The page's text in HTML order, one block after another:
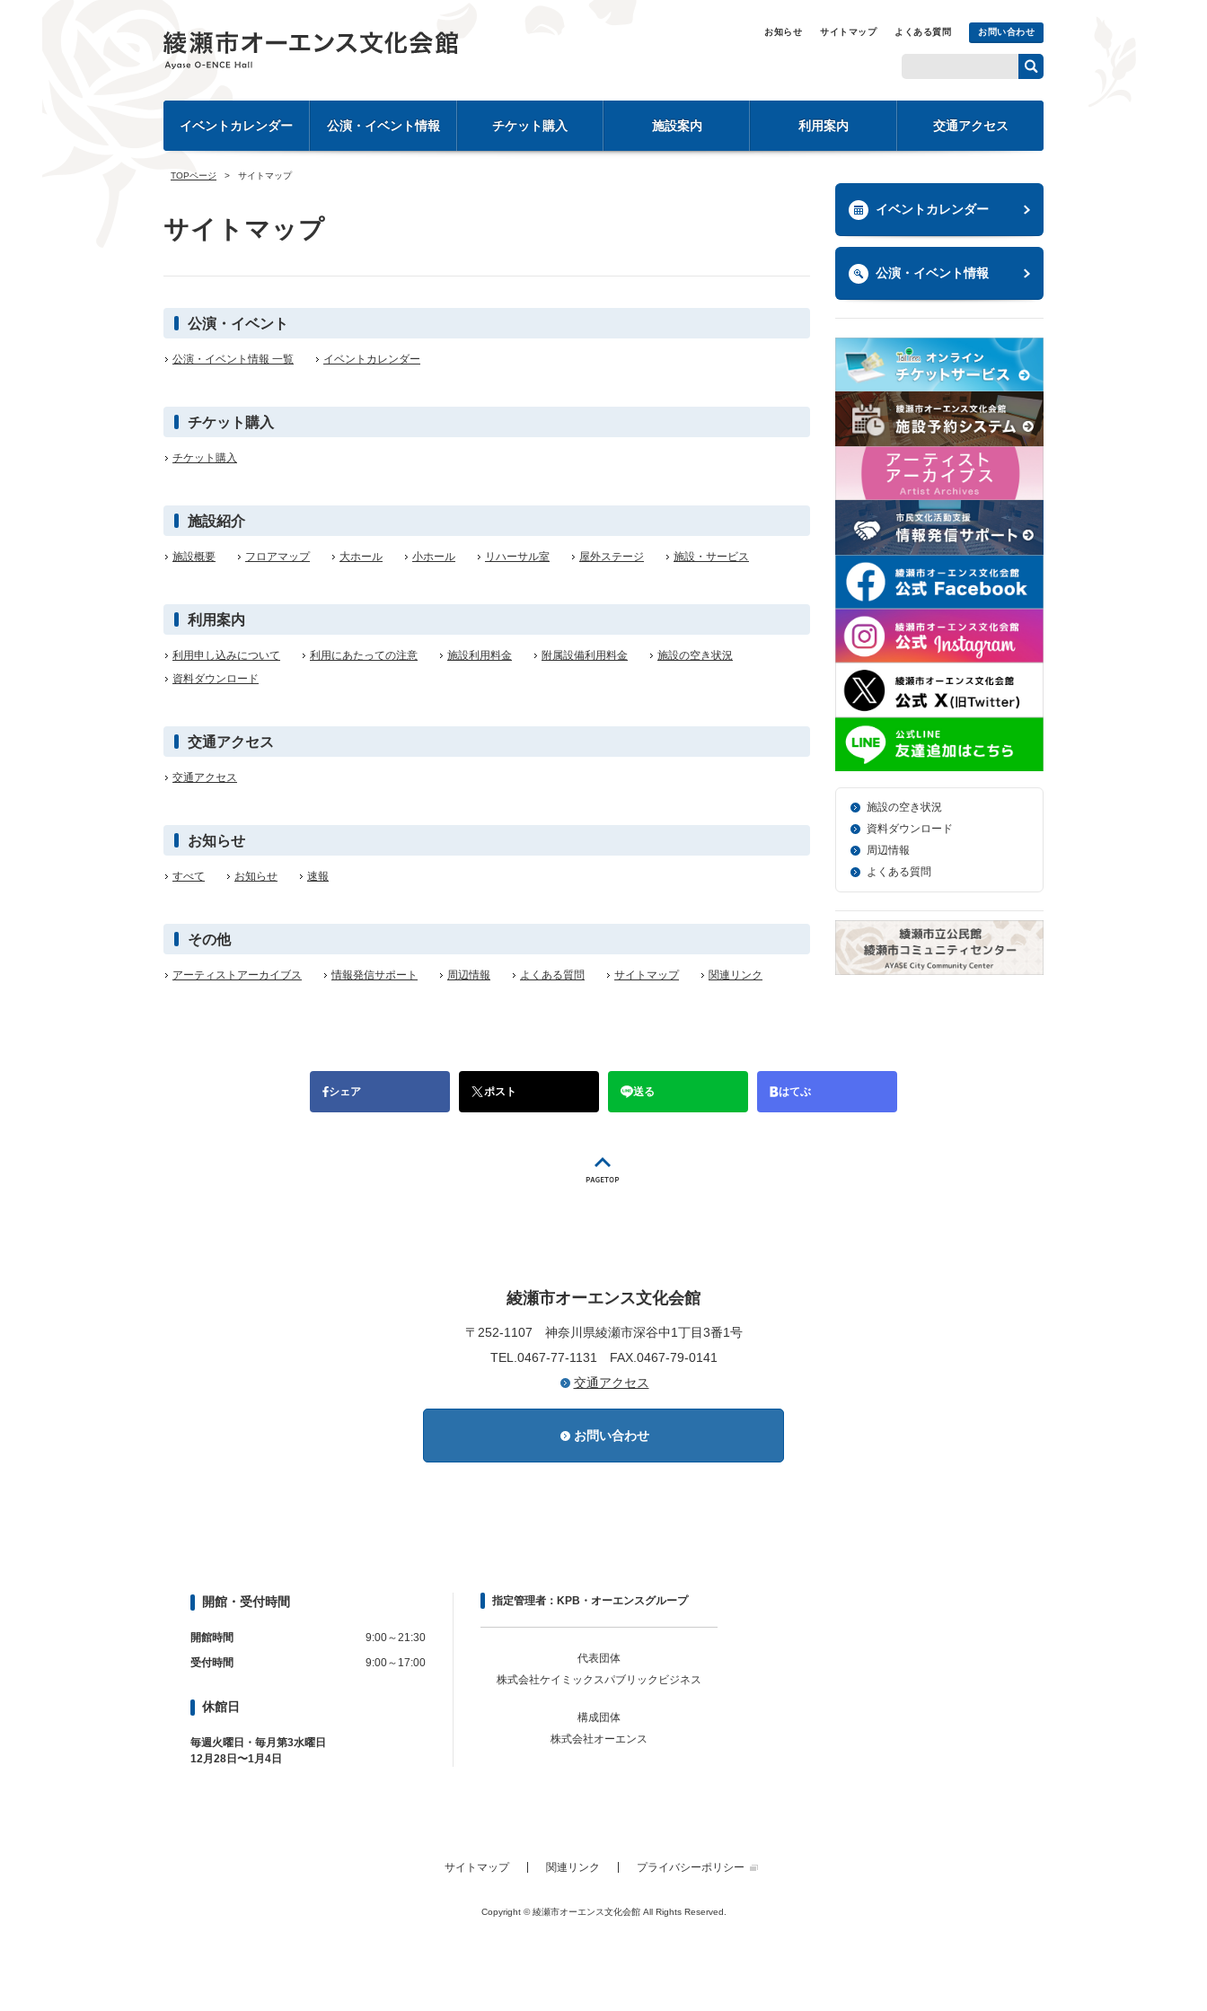
お知らせ サイトマップ よくある質問 お問い合わせ
イベントカレンダー 公演・イベント情報 チケット購入 施設案内 利用案内 交通アクセス
TOPページ サイトマップ
サイトマップ
公演・イベント
公演・イベント情報 一覧 イベントカレンダー
チケット購入
チケット購入
施設紹介
施設概要 フロアマップ 大ホール 小ホール リハーサル室 屋外ステージ 施設・サービス
利用案内
利用申し込みについて 利用にあたっての注意 施設利用料金 附属設備利用料金
施設の空き状況
資料ダウンロード
交通アクセス
交通アクセス
お知らせ
すべて お知らせ 速報
その他
アーティストアーカイブス 情報発信サポート 周辺情報 よくある質問 サイトマップ 関連リンク
イベントカレンダー
公演・イベント情報
施設の空き状況
資料ダウンロード
周辺情報
よくある質問
シェア ポスト 送る はてぶ
綾瀬市オーエンス文化会館
〒252-1107 神奈川県綾瀬市深谷中1丁目3番1号
TEL.0467-77-1131 FAX.0467-79-0141
交通アクセス
お問い合わせ
開館・受付時間
開館時間
9:00～21:30
受付時間
9:00～17:00
休館日
毎週火曜日・毎月第3水曜日
12月28日〜1月4日
指定管理者：KPB・オーエンスグループ
代表団体
株式会社ケイミックスパブリックビジネス
構成団体
株式会社オーエンス
サイトマップ 関連リンク プライバシーポリシー
Copyright © 綾瀬市オーエンス文化会館All Rights Reserved.